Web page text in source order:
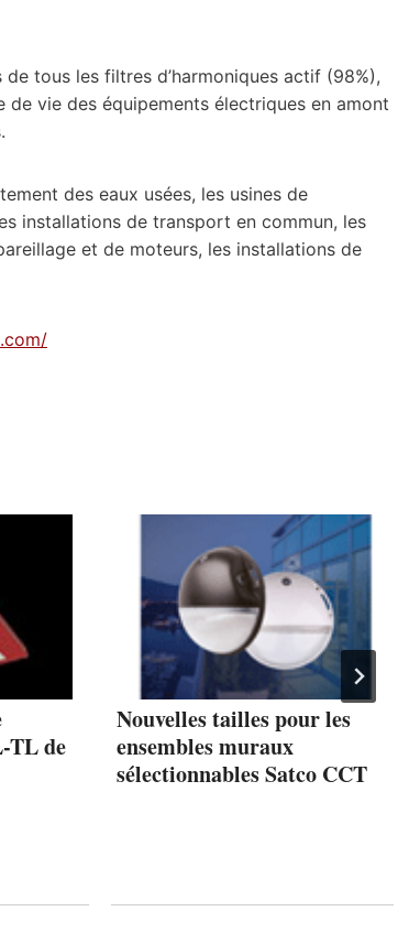
de tous les filtres d’harmoniques actif (98%),
vie des équipements électriques en amont
des eaux usées, les usines de
installations de transport en commun, les
et de moteurs, les installations de
TL de
Nouvelles tailles pour les
ensembles muraux
sélectionnables Satco CCT